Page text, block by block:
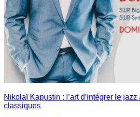
Nikolaï Kapustin : l’art d’intégrer le
classiques